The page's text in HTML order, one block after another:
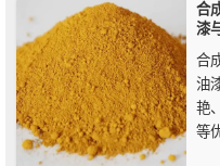
合
漆
合
油
艳
等